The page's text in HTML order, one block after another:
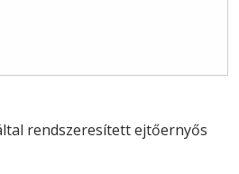
rendszeresített ejtőernyős